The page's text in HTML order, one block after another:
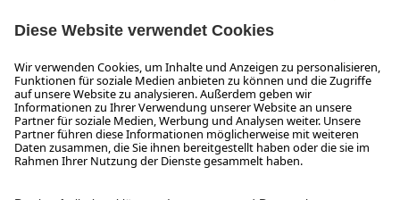
info@salzburgerland.com
ÖFFNUNGSZEITEN
Wir freuen uns auf Ihre Anfrage!
Gerne stehen wir Ihnen von Montag bis Donnerstag von 08:00 bis 17:30 Uhr
und am Freitag von 08:00 bis 17:00 Uhr zur Verfügung.